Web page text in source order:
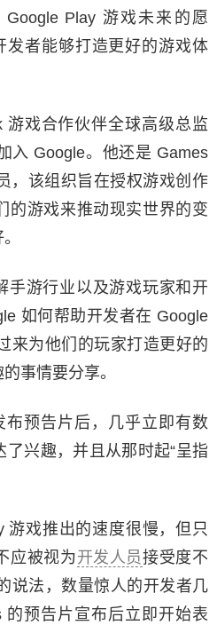
Play 游戏未来的愿
发者能够打造更好的游戏体
游戏合作伙伴全球高级总监
入 Google。他还是 Games
，该组织旨在授权游戏创作
的游戏来推动现实世界的变
手游行业以及游戏玩家和开
如何帮助开发者在 Google
来为他们的玩家打造更好的
事情要分享。
布预告片后，几乎立即有数
兴趣，并且从那时起“呈指
游戏推出的速度很慢，但只
应被视为开发人员接受度不
说法，数量惊人的开发者几
的预告片宣布后立即开始表